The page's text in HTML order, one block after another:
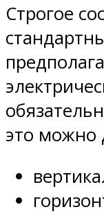
Строгое
это можно